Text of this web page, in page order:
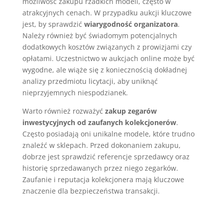
atrakcyjnych cenach. W przypadku aukcji kluczowe
jest, by sprawdzić wiarygodność organizatora.
Należy również być świadomym potencjalnych
dodatkowych kosztów związanych z prowizjami czy
opłatami. Uczestnictwo w aukcjach online może być
wygodne, ale wiąże się z koniecznością dokładnej
analizy przedmiotu licytacji, aby uniknąć
nieprzyjemnych niespodzianek.
Warto również rozważyć zakup zegarów
inwestycyjnych od zaufanych kolekcjonerów.
Często posiadają oni unikalne modele, które trudno
znaleźć w sklepach. Przed dokonaniem zakupu,
dobrze jest sprawdzić referencje sprzedawcy oraz
historię sprzedawanych przez niego zegarków.
Zaufanie i reputacja kolekcjonera mają kluczowe
znaczenie dla bezpieczeństwa transakcji.